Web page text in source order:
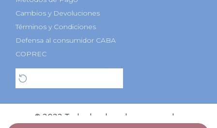
Cambios y Devoluciones
Términos y Condiciones
Defensa al consumidor CABA
COPREC
© 2022 Todos los derechos reservados